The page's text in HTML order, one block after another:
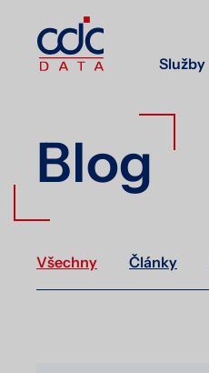
Služby
Blog
Všechny Články